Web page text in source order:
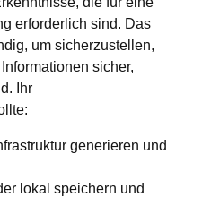
erforderlich sind. Das
um sicherzustellen,
sicher,
Ihr
generieren und
lokal speichern und